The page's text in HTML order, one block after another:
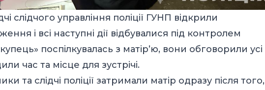
слідчого управління поліції ГУНП відкрили
і всі наступні дії відбувалися під контролем
поспілкувалась з матірʼю, вони обговорили усі
час та місце для зустрічі.
та слідчі поліції затримали матір одразу після того,